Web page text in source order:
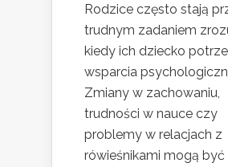
Rodzice często stają
trudnym zadaniem
kiedy ich dziecko
wsparcia
Zmiany w zachowaniu,
trudności w nauce czy
problemy w relacjach z
rówieśnikami mogą być